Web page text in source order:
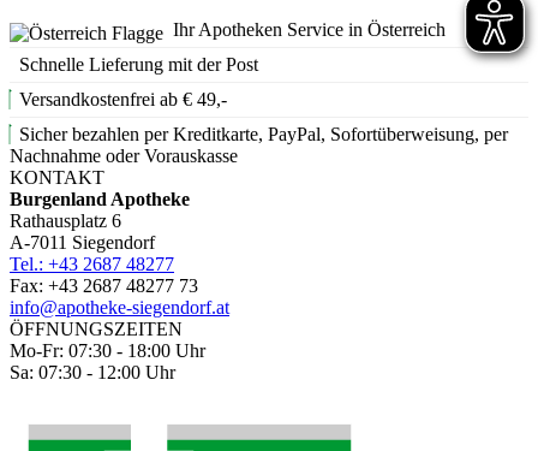
Ihr Apotheken Service in Österreich
Schnelle Lieferung mit der Post
Versandkostenfrei ab € 49,-
Sicher bezahlen per Kreditkarte, PayPal, Sofortüberweisung, per
Nachnahme oder Vorauskasse
KONTAKT
Burgenland Apotheke
Rathausplatz 6
A-7011 Siegendorf
Tel.: +43 2687 48277
Fax: +43 2687 48277 73
info@apotheke-siegendorf.at
ÖFFNUNGSZEITEN
Mo-Fr: 07:30 - 18:00 Uhr
Sa: 07:30 - 12:00 Uhr